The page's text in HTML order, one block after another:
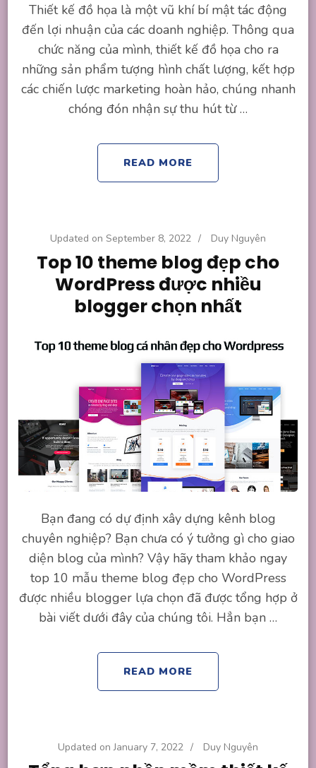
Thiết kế đồ họa là một vũ khí bí mật tác động
đến lợi nhuận của các doanh nghiệp. Thông qua
chức năng của mình, thiết kế đồ họa cho ra
những sản phẩm tượng hình chất lượng, kết hợp
các chiến lược marketing hoàn hảo, chúng nhanh
chóng đón nhận sự thu hút từ …
READ MORE
Updated on September 8, 2022 / Duy Nguyên
Top 10 theme blog đẹp cho
WordPress được nhiều
blogger chọn nhất
Bạn đang có dự định xây dựng kênh blog
chuyên nghiệp? Bạn chưa có ý tưởng gì cho giao
diện blog của mình? Vậy hãy tham khảo ngay
top 10 mẫu theme blog đẹp cho WordPress
được nhiều blogger lựa chọn đã được tổng hợp ở
bài viết dưới đây của chúng tôi. Hẳn bạn …
READ MORE
Updated onJanuary 7, 2022 / Duy Nguyên